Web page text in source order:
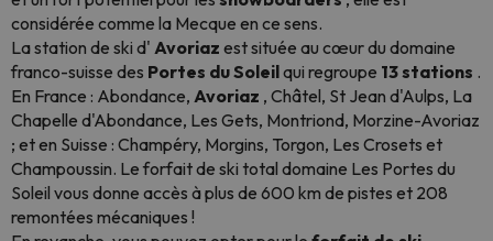
considérée comme la Mecque en ce sens.
La station de ski d' Avoriaz est située au cœur du domaine
franco-suisse des Portes du Soleilqui regroupe 13 stations .
En France : Abondance, Avoriaz , Châtel, St Jean d'Aulps, La
Chapelle d'Abondance, Les Gets, Montriond, Morzine-Avoriaz
; et en Suisse : Champéry, Morgins, Torgon, Les Crosets et
Champoussin. Le forfait de ski total domaine Les Portes du
Soleil vous donne accès à plus de 600 km de pistes et 208
remontées mécaniques !